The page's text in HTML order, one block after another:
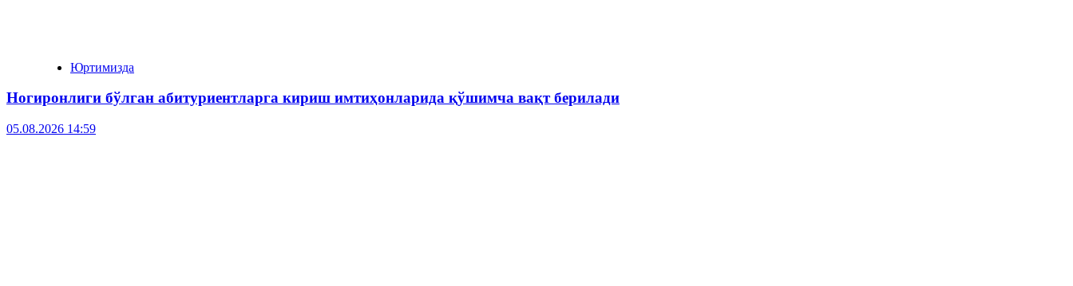
Юртимизда
Ногиронлиги бўлган абитуриентларга кириш имтиҳонларида қўшимча вақт берилади
05.08.2026 14:59